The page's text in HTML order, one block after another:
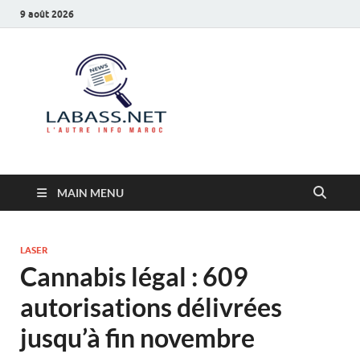
9 août 2026
MAIN MENU
LASER
Cannabis légal : 609
autorisations délivrées
jusqu’à fin novembre